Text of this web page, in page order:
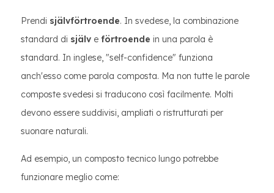
Prendi självförtroende. In svedese, la combinazione
standard di själv e förtroende in una parola è
standard. In inglese, "self-confidence" funziona
anch'esso come parola composta. Ma non tutte le parole
composte svedesi si traducono così facilmente. Molti
devono essere suddivisi, ampliati o ristrutturati per
suonare naturali.
Ad esempio, un composto tecnico lungo potrebbe
funzionare meglio come: